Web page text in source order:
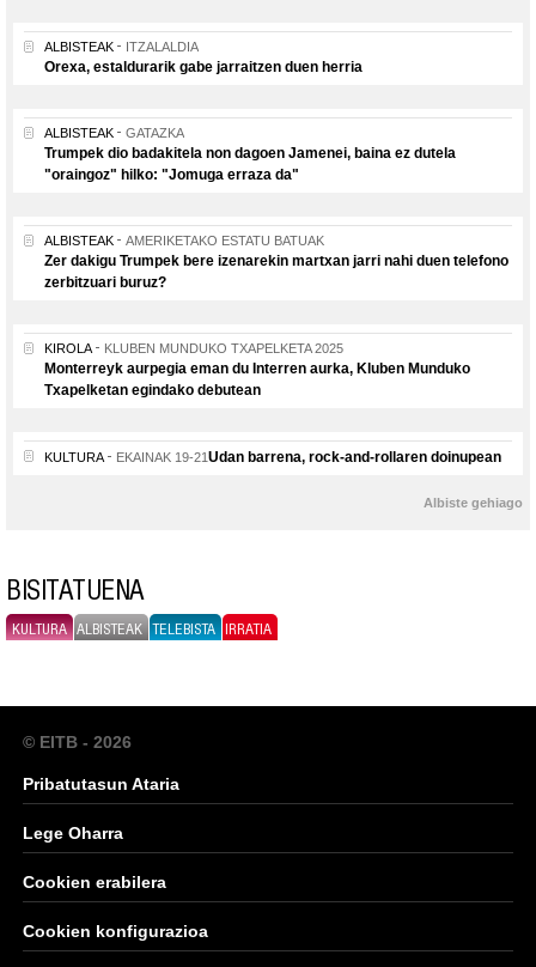
ALBISTEAK ITZALALDIA
Orexa, estaldurarik gabe jarraitzen duen herria
ALBISTEAK GATAZKA
Trumpek dio badakitela non dagoen Jamenei, baina ez dutela
"oraingoz" hilko: "Jomuga erraza da"
ALBISTEAK AMERIKETAKO ESTATU BATUAK
Zer dakigu Trumpek bere izenarekin martxan jarri nahi duen telefono
zerbitzuari buruz?
KIROLA KLUBEN MUNDUKO TXAPELKETA 2025
Monterreyk aurpegia eman du Interren aurka, Kluben Munduko
Txapelketan egindako debutean
KULTURA EKAINAK 19-21Udan barrena, rock-and-rollaren doinupean
Albiste gehiago
BISITATUENA
KULTURA ALBISTEAK TELEBISTA IRRATIA
© EITB - 2026
Pribatutasun Ataria
Lege Oharra
Cookien erabilera
Cookien konfigurazioa